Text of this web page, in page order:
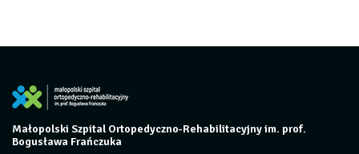
Małopolski Szpital Ortopedyczno-Rehabilitacyjny im. prof.
Bogusława Frańczuka